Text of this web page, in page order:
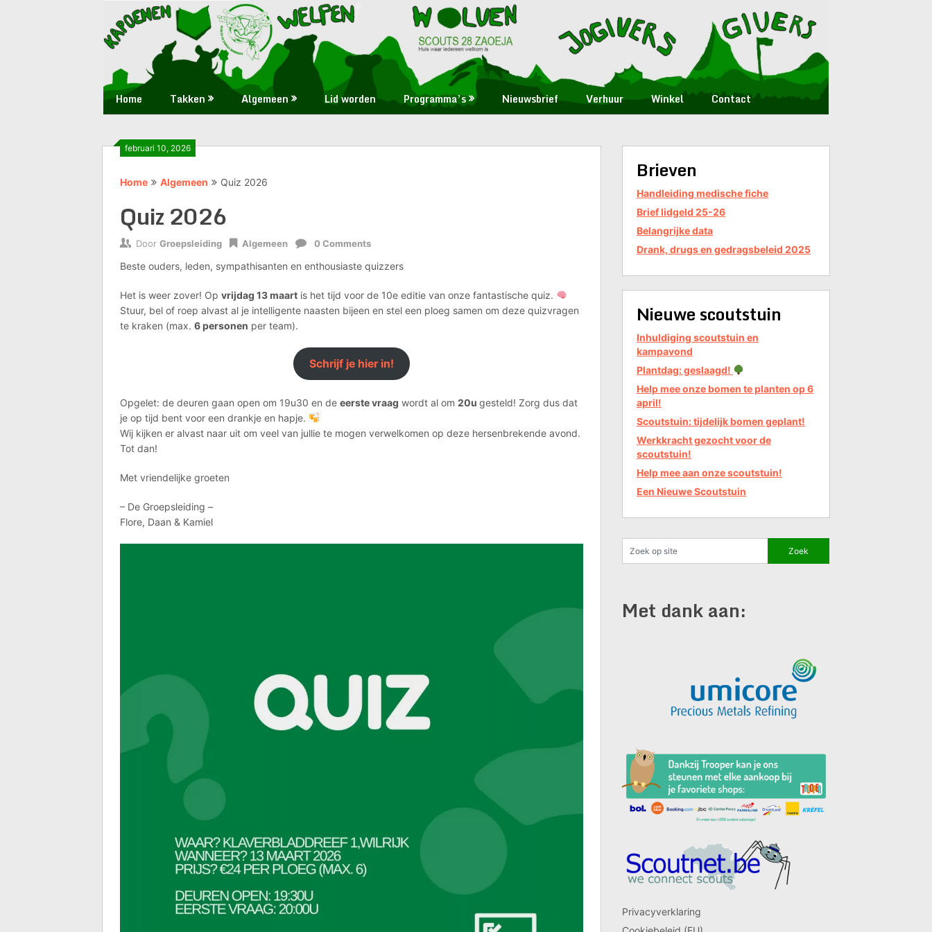
Scouts
28
Zaoeja
waar
iedereen
Home Takken Algemeen Lid worden Programma’s Nieuwsbrief Verhuur Winkel Contact
februari 10, 2026
Home Algemeen Quiz 2026
Quiz 2026
Door Groepsleiding Algemeen 0 Comments
Beste ouders, leden, sympathisanten en enthousiaste quizzers
Het is weer zover! Op vrijdag 13 maart is het tijd voor de 10e editie van onze fantastische quiz.
Stuur, bel of roep alvast al je intelligente naasten bijeen en stel een ploeg samen om deze quizvragen
te kraken (max. 6 personen per team).
Schrijf je hier in!
Opgelet: de deuren gaan open om 19u30 en de eerste vraag wordt al om 20u gesteld! Zorg dus dat
je op tijd bent voor een drankje en hapje.
Wij kijken er alvast naar uit om veel van jullie te mogen verwelkomen op deze hersenbrekende avond.
Tot dan!
Met vriendelijke groeten
– De Groepsleiding –
Flore, Daan & Kamiel
Brieven
Handleiding medische fiche
Brief lidgeld 25-26
Belangrijke data
Drank, drugs en gedragsbeleid 2025
Nieuwe scoutstuin
Inhuldiging scoutstuin en
kampavond
Plantdag: geslaagd!
Help mee onze bomen te planten op 6
april!
Scoutstuin: tijdelijk bomen geplant!
Werkkracht gezocht voor de
scoutstuin!
Help mee aan onze scoutstuin!
Een Nieuwe Scoutstuin
Met dank aan:
Privacyverklaring